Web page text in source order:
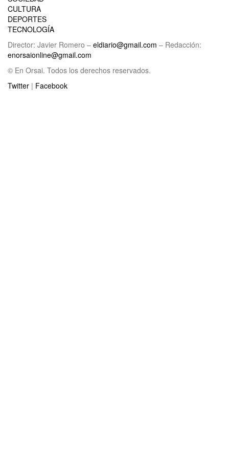
CULTURA
DEPORTES
TECNOLOGÍA
Director: Javier Romero – eldiario@gmail.com – Redacción:
enorsaionline@gmail.com
© En Orsai. Todos los derechos reservados.
Twitter | Facebook